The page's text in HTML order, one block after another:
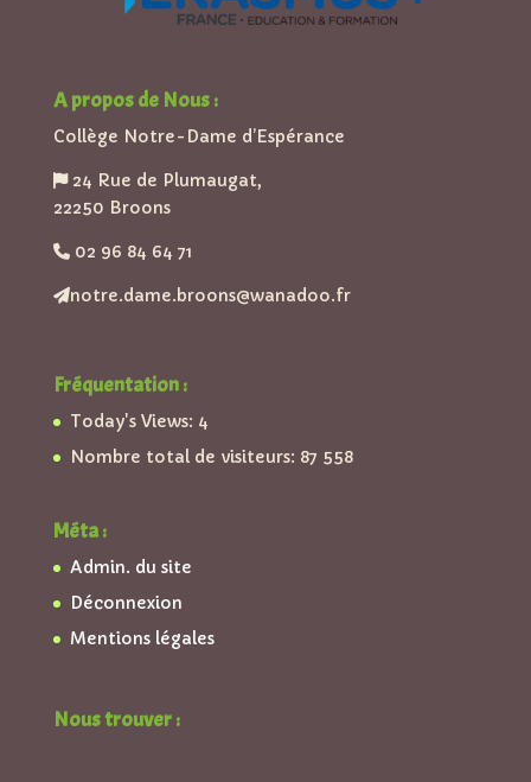
A propos de Nous :
Collège Notre-Dame d’Espérance
24 Rue de Plumaugat,
22250 Broons
02 96 84 64 71
notre.dame.broons@wanadoo.fr
Fréquentation :
Today's Views: 4
Nombre total de visiteurs: 87 558
Méta :
Admin. du site
Déconnexion
Mentions légales
Nous trouver :